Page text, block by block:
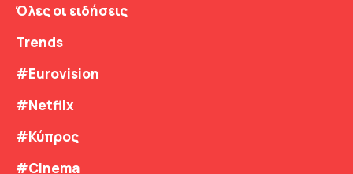
Όλες οι ειδήσεις
Trends
#Eurovision
#Netflix
#Κύπρος
#Cinema